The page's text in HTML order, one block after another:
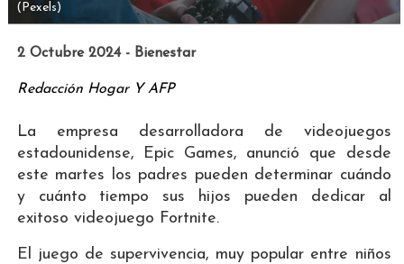
(Pexels)
2 Octubre 2024 - Bienestar
Redacción Hogar Y AFP
La empresa desarrolladora de videojuegos
estadounidense, Epic Games, anunció que desde
este martes los padres pueden determinar cuándo
y cuánto tiempo sus hijos pueden dedicar al
exitoso videojuego Fortnite.
El juego de supervivencia, muy popular entre niños